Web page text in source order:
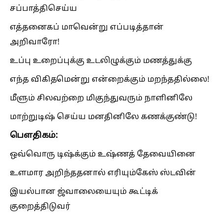
சப்பாத்திசெய்ய
எத்தனைகப் மாவென்று எப்படித்தான்
அறிவாரோ!
உப்பு உறைப்புக்கு உடலிழுக்கும் மணத்துக்கு
எந்த விகிதமென்று என்றைக்கும் மறந்ததில்லை!
மீளும் சிலவற்றை மிகுந்துவரும் நாளினிலே
மாற்றுடிஷ் செய்ய மனதினிலே கணக்குண்டு!
பௌதிகம்:
ஒவ்வொரு டிஷ்க்கும் உஷ்ணத் தேவையினை
உளமார அறிந்ததனால் எரியும்கேஸ் ஸ்டவின்
இயல்பான ஜ்வாலையையும் கூட்டிக்
குறைத்திடுவர்